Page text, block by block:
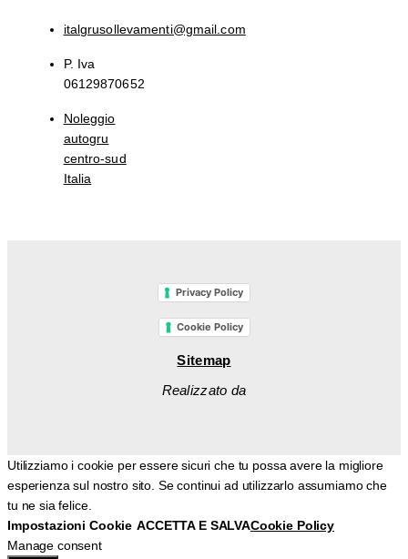
italgrusollevamenti@gmail.com
P. Iva
06129870652
Noleggio
autogru
centro-sud
Italia
Privacy Policy
Cookie Policy
Sitemap
Realizzato da
Utilizziamo i cookie per essere sicuri che tu possa avere la migliore
esperienza sul nostro sito. Se continui ad utilizzarlo assumiamo che
tu ne sia felice.
Impostazioni Cookie ACCETTA E SALVACookie Policy
Manage consent